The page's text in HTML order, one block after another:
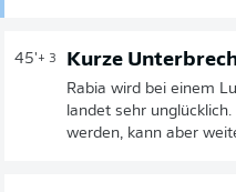
45'+ 3 Kurze
Rabia wird bei einem
landet sehr
werden, kann aber